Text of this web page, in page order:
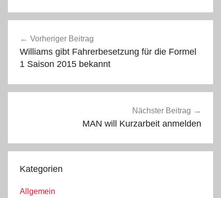
Vorheriger Beitrag
Williams gibt Fahrerbesetzung für die Formel
1 Saison 2015 bekannt
Nächster Beitrag
MAN will Kurzarbeit anmelden
Kategorien
Allgemein